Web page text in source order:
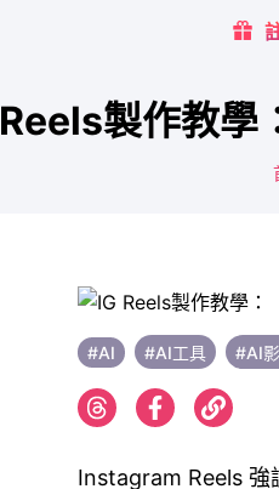
Reels製作教學
#AI #AI工具 #AI
Instagram Reels 強